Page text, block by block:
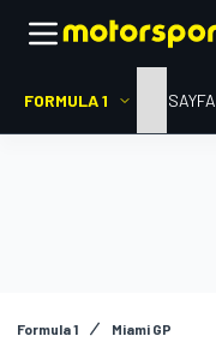
FORMULA 1 ANA SAYFA
Formula 1 Miami GP